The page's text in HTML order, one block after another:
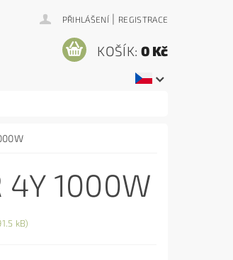
PŘIHLÁŠENÍ | REGISTRACE
KOŠÍK: 0 Kč
4Y 1000W
kB)